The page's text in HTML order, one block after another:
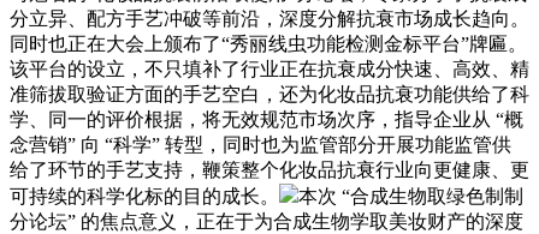
分立异、配方手艺冲破等前沿，深度分解抗衰市场成长趋向。
同时也正在大会上颁布了“秀丽线虫功能检测金标平台”牌匾。
该平台的设立，不只填补了行业正在抗衰成分快速、高效、精
准筛拔取验证方面的手艺空白，还为化妆品抗衰功能供给了科
学、同一的评价根据，将无效规范市场次序，指导企业从 “概
念营销” 向 “科学” 转型，同时也为监管部分开展功能监管供
给了环节的手艺支持，鞭策整个化妆品抗衰行业向更健康、更
可持续的科学化标的目的成长。
本次 “合成生物取绿色制制
分论坛” 的焦点意义，正在于为合成生物学取美妆财产的深度